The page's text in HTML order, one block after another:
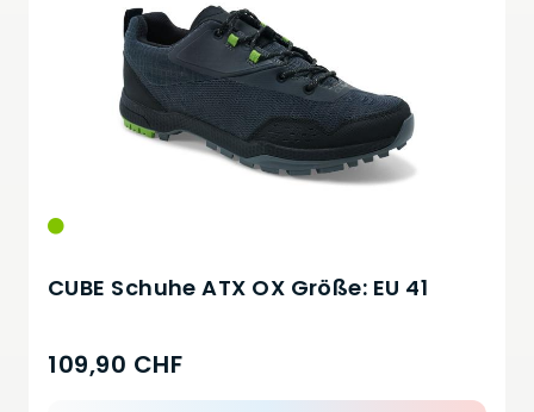
CUBE Schuhe ATX OX Größe: EU 41
109,90 CHF